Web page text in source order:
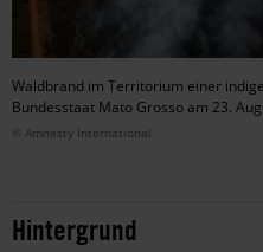
Waldbrand im Territorium einer
Bundesstaat Mato Grosso am 23.
© Amnesty International
Hintergrund